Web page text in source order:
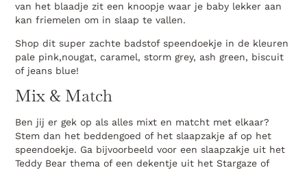
van het blaadje zit een knoopje waar je baby lekker aan
kan friemelen om in slaap te vallen.
Shop dit super zachte badstof speendoekje in de kleuren
pale pink,nougat, caramel, storm grey, ash green, biscuit
of jeans blue!
Mix & Match
Ben jij er gek op als alles mixt en matcht met elkaar?
Stem dan het beddengoed of het slaapzakje af op het
speendoekje. Ga bijvoorbeeld voor een slaapzakje uit het
Teddy Bear thema of een dekentje uit het Stargaze of